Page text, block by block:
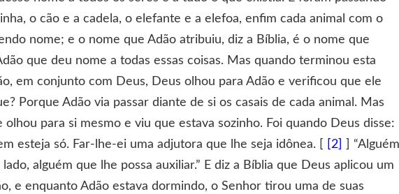
o cão e a cadela, o elefante e a elefoa, enfim cada animal com o
nome; e o nome que Adão atribuiu, diz a Bíblia, é o nome que
que deu nome a todas essas coisas. Mas quando terminou esta
em conjunto com Deus, Deus olhou para Adão e verificou que ele
Porque Adão via passar diante de si os casais de cada animal. Mas
para si mesmo e viu que estava sozinho. Foi quando Deus disse:
esteja só. Far-lhe-ei uma adjutora que lhe seja idônea. [ [2] ]
alguém que lhe possa auxiliar.” E diz a Bíblia que Deus aplicou um
e enquanto Adão estava dormindo, o Senhor tirou uma de suas